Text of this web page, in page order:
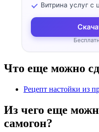
Витрина услуг с
Что еще можно
Рецепт настойки из
Из чего еще
самогон?